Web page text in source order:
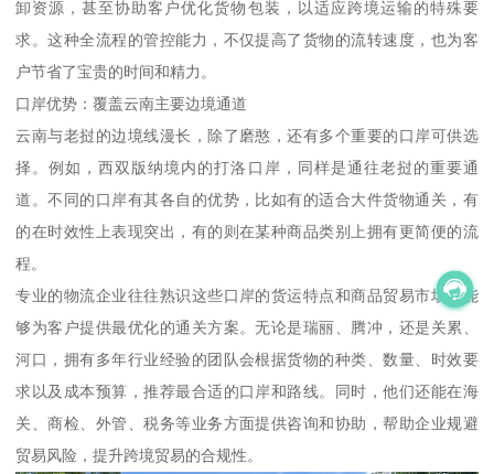
卸资源，甚至协助客户优化货物包装，以适应跨境运输的特殊要
求。这种全流程的管控能力，不仅提高了货物的流转速度，也为客
户节省了宝贵的时间和精力。
口岸优势：覆盖云南主要边境通道
云南与老挝的边境线漫长，除了磨憨，还有多个重要的口岸可供选
择。例如，西双版纳境内的打洛口岸，同样是通往老挝的重要通
道。不同的口岸有其各自的优势，比如有的适合大件货物通关，有
的在时效性上表现突出，有的则在某种商品类别上拥有更简便的流
程。
专业的物流企业往往熟识这些口岸的货运特点和商品贸易市场，能
够为客户提供最优化的通关方案。无论是瑞丽、腾冲，还是关累、
河口，拥有多年行业经验的团队会根据货物的种类、数量、时效要
求以及成本预算，推荐最合适的口岸和路线。同时，他们还能在海
关、商检、外管、税务等业务方面提供咨询和协助，帮助企业规避
贸易风险，提升跨境贸易的合规性。